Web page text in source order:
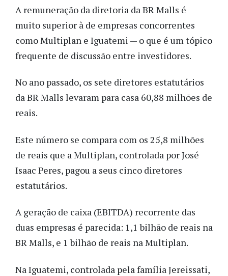
A remuneração da diretoria da BR Malls é
muito superior à de empresas concorrentes
como Multiplan e Iguatemi — o que é um tópico
frequente de discussão entre investidores.
No ano passado, os sete diretores estatutários
da BR Malls levaram para casa 60,88 milhões de
reais.
Este número se compara com os 25,8 milhões
de reais que a Multiplan, controlada por José
Isaac Peres, pagou a seus cinco diretores
estatutários.
A geração de caixa (EBITDA) recorrente das
duas empresas é parecida: 1,1 bilhão de reais na
BR Malls, e 1 bilhão de reais na Multiplan.
Na Iguatemi, controlada pela família Jereissati,